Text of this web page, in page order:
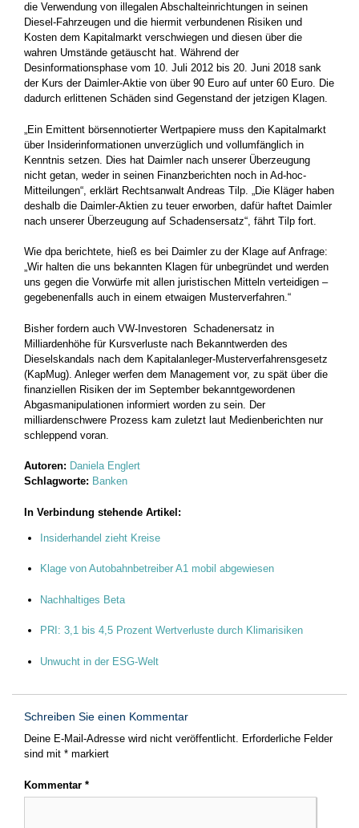
die Verwendung von illegalen Abschalteinrichtungen in seinen
Diesel-Fahrzeugen und die hiermit verbundenen Risiken und
Kosten dem Kapitalmarkt verschwiegen und diesen über die
wahren Umstände getäuscht hat. Während der
Desinformationsphase vom 10. Juli 2012 bis 20. Juni 2018 sank
der Kurs der Daimler-Aktie von über 90 Euro auf unter 60 Euro. Die
dadurch erlittenen Schäden sind Gegenstand der jetzigen Klagen.
„Ein Emittent börsennotierter Wertpapiere muss den Kapitalmarkt
über Insiderinformationen unverzüglich und vollumfänglich in
Kenntnis setzen. Dies hat Daimler nach unserer Überzeugung
nicht getan, weder in seinen Finanzberichten noch in Ad-hoc-
Mitteilungen“, erklärt Rechtsanwalt Andreas Tilp. „Die Kläger haben
deshalb die Daimler-Aktien zu teuer erworben, dafür haftet Daimler
nach unserer Überzeugung auf Schadensersatz“, fährt Tilp fort.
Wie dpa berichtete, hieß es bei Daimler zu der Klage auf Anfrage:
„Wir halten die uns bekannten Klagen für unbegründet und werden
uns gegen die Vorwürfe mit allen juristischen Mitteln verteidigen –
gegebenenfalls auch in einem etwaigen Musterverfahren.“
Bisher fordern auch VW-Investoren Schadenersatz in
Milliardenhöhe für Kursverluste nach Bekanntwerden des
Dieselskandals nach dem Kapitalanleger-Musterverfahrensgesetz
(KapMug). Anleger werfen dem Management vor, zu spät über die
finanziellen Risiken der im September bekanntgewordenen
Abgasmanipulationen informiert worden zu sein. Der
milliardenschwere Prozess kam zuletzt laut Medienberichten nur
schleppend voran.
Autoren: Daniela Englert
Schlagworte: Banken
In Verbindung stehende Artikel:
Insiderhandel zieht Kreise
Klage von Autobahnbetreiber A1 mobil abgewiesen
Nachhaltiges Beta
PRI: 3,1 bis 4,5 Prozent Wertverluste durch Klimarisiken
Unwucht in der ESG-Welt
Schreiben Sie einen Kommentar
Deine E-Mail-Adresse wird nicht veröffentlicht. Erforderliche Felder
sind mit * markiert
Kommentar *